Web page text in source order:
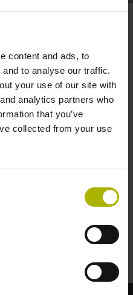
content and ads, to
to analyse our traffic.
your use of our site with
analytics partners who
that you’ve
collected from your use